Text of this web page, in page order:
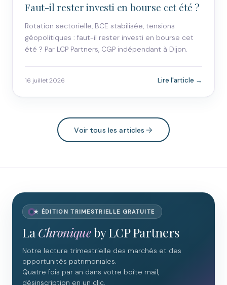
Faut-il rester investi en bourse cet été ?
Rotation sectorielle, BCE stabilisée, tensions
géopolitiques : faut-il rester investi en bourse cet
été ? Par LCP Partners, CGP indépendant à Dijon.
16 juillet 2026 Lire l'article →
Voir tous les articles
★ ÉDITION TRIMESTRIELLE GRATUITE
La Chroniqueby LCP Partners
Notre lecture trimestrielle des marchés et des
opportunités patrimoniales.
Quatre fois par an dans votre boîte mail,
désinscription en un clic.